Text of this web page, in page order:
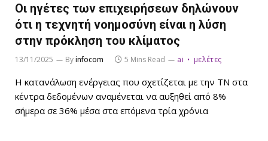
Οι ηγέτες των επιχειρήσεων δηλώνουν
ότι η τεχνητή νοημοσύνη είναι η λύση
στην πρόκληση του κλίματος
13/11/2025 Byinfocom 5 Mins Read ai μελέτες
Η κατανάλωση ενέργειας που σχετίζεται με την ΤΝ στα
κέντρα δεδομένων αναμένεται να αυξηθεί από 8%
σήμερα σε 36% μέσα στα επόμενα τρία χρόνια